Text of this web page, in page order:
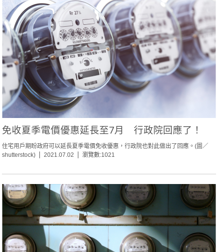
免收夏季電價優惠延長至7月 行政院回應了！
住宅用戶期盼政府可以延長夏季電價免收優惠，行政院也對此做出了回應。(圖／
shutterstock)
2021.07.02 瀏覽數:1021